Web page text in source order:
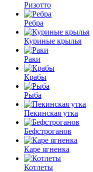
Ризотто
Ребра
Куриные крылья
Раки
Крабы
Рыба
Пекинская утка
Бефстроганов
Каре ягненка
Котлеты